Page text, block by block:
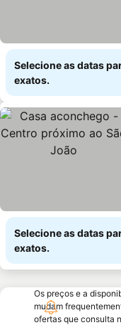
Selecione as datas
exatos.
Selecione as datas
exatos.
Os preços e a
mudam
ofertas que consulta